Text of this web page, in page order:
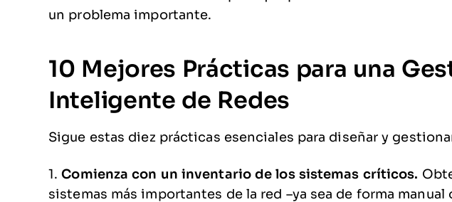
un problema importante.
10 Mejores Prácticas para una
Inteligente de Redes
Sigue estas diez prácticas esenciales para diseñar y
1.Comienza con un inventario de los sistemas críticos.
sistemas más importantes de la red –ya sea de forma manual